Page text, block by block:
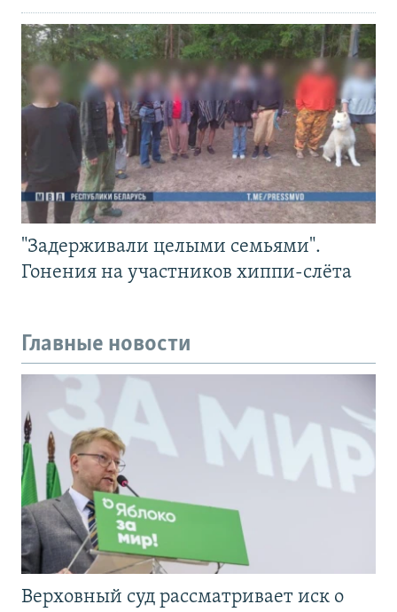
"Задерживали целыми семьями".
Гонения на участников хиппи-слёта
Главные новости
Верховный суд рассматривает иск о